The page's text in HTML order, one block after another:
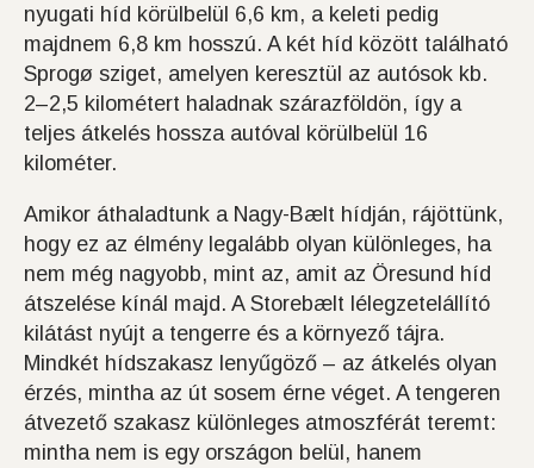
nyugati híd körülbelül 6,6 km, a keleti pedig
majdnem 6,8 km hosszú. A két híd között található
Sprogø sziget, amelyen keresztül az autósok kb.
2–2,5 kilométert haladnak szárazföldön, így a
teljes átkelés hossza autóval körülbelül 16
kilométer.
Amikor áthaladtunk a Nagy-Bælt hídján, rájöttünk,
hogy ez az élmény legalább olyan különleges, ha
nem még nagyobb, mint az, amit az Öresund híd
átszelése kínál majd. A Storebælt lélegzetelállító
kilátást nyújt a tengerre és a környező tájra.
Mindkét hídszakasz lenyűgöző – az átkelés olyan
érzés, mintha az út sosem érne véget. A tengeren
átvezető szakasz különleges atmoszférát teremt:
mintha nem is egy országon belül, hanem